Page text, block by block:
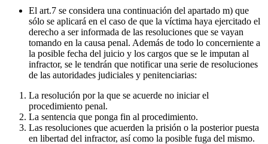
El art.7 se considera una continuación del apartado m) que
sólo se aplicará en el caso de que la víctima haya ejercitado el
derecho a ser informada de las resoluciones que se vayan
tomando en la causa penal. Además de todo lo concerniente a
la posible fecha del juicio y los cargos que se le imputan al
infractor, se le tendrán que notificar una serie de resoluciones
de las autoridades judiciales y penitenciarias:
La resolución por la que se acuerde no iniciar el
procedimiento penal.
La sentencia que ponga fin al procedimiento.
Las resoluciones que acuerden la prisión o la posterior puesta
en libertad del infractor, así como la posible fuga del mismo.